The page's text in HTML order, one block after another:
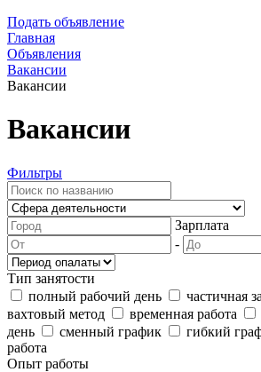
Подать объявление
Главная
Объявления
Вакансии
Вакансии
Вакансии
Фильтры
Зарплата
-
Тип занятости
полный рабочий день
частичная
вахтовый метод
временная работа
день
сменный график гибкий
работа
Опыт работы